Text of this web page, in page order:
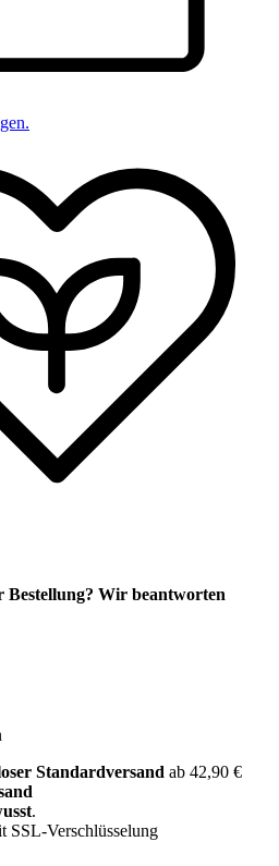
Bestellung? Wir beantworten
Standardversand ab 42,90 €
.
SSL-Verschlüsselung